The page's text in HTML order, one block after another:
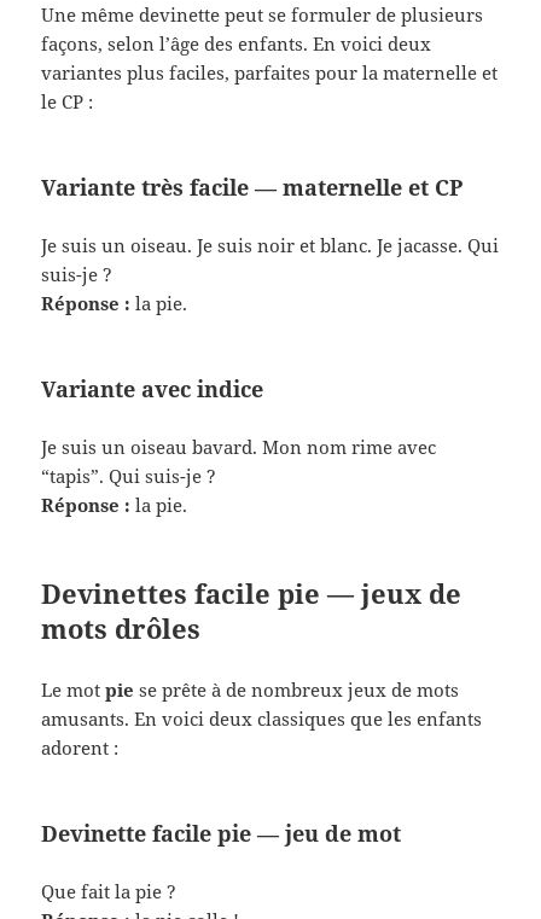
Une même devinette peut se formuler de plusieurs
façons, selon l’âge des enfants. En voici deux
variantes plus faciles, parfaites pour la maternelle et
le CP :
Variante très facile — maternelle et CP
Je suis un oiseau. Je suis noir et blanc. Je jacasse. Qui
suis-je ?
Réponse : la pie.
Variante avec indice
Je suis un oiseau bavard. Mon nom rime avec
“tapis”. Qui suis-je ?
Réponse : la pie.
Devinettes facile pie — jeux de
mots drôles
Le motpie se prête à de nombreux jeux de mots
amusants. En voici deux classiques que les enfants
adorent :
Devinette facile pie — jeu de mot
Que fait la pie ?